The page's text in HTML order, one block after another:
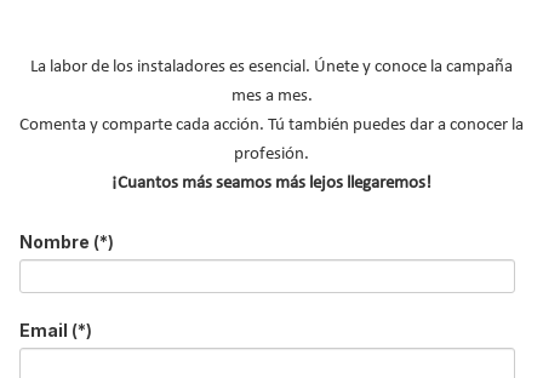
Email *
Ocupación
Acepto la política de privacidad .
*
No soy un robot
La labor de los instaladores es esencial. Únete y conoce la campaña
mes a mes.
Comenta y comparte cada acción. Tú también puedes dar a conocer la
profesión.
¡Cuantos más seamos más lejos llegaremos!
Nombre (*)
Email (*)